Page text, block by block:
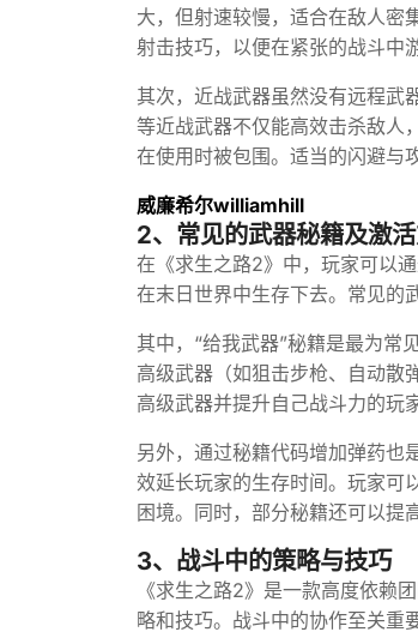
大，但射速较慢，适合在敌人密
射击技巧，以便在紧张的战斗中
其次，近战武器虽然没有远程武
等近战武器不仅能高效击杀敌人
在使用时被包围。适当的闪避与
威廉希尔williamhill
2、常见的武器秘籍及激
在《求生之路2》中，玩家可以
在末日世界中生存下去。常见的
其中，“给我武器”秘籍是最为常
高级武器（如狙击步枪、自动散
高级武器并提升自己战斗力的玩
另外，通过秘籍代码增加弹药也
效延长玩家的生存时间。玩家可
困境。同时，部分秘籍还可以提
3、战斗中的策略与技巧
《求生之路2》是一款高度依赖
略和技巧。战斗中的协作至关重